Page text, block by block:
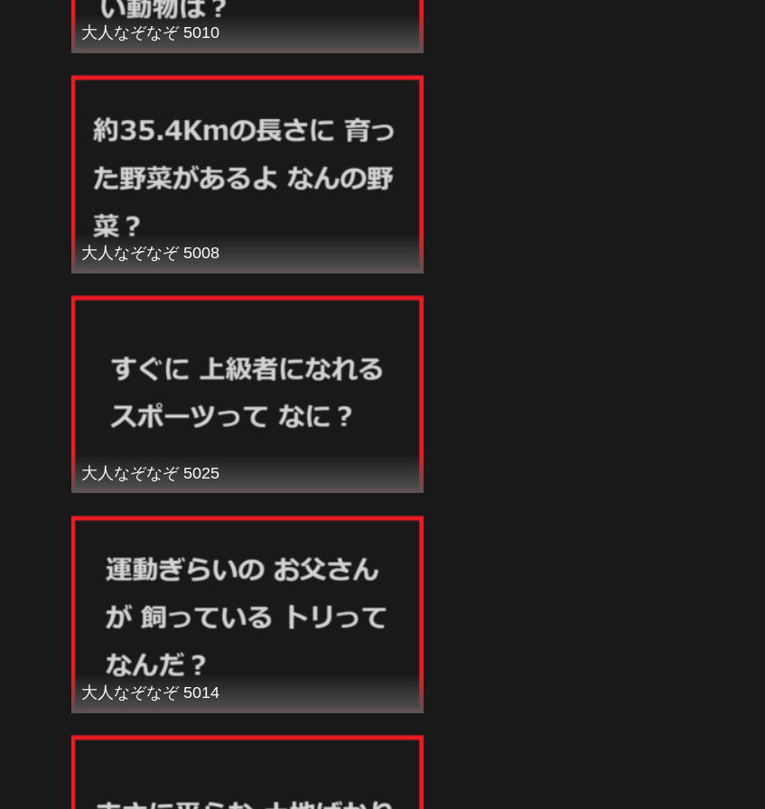
大人なぞなぞ 5010
大人なぞなぞ 5008
大人なぞなぞ 5025
大人なぞなぞ 5014